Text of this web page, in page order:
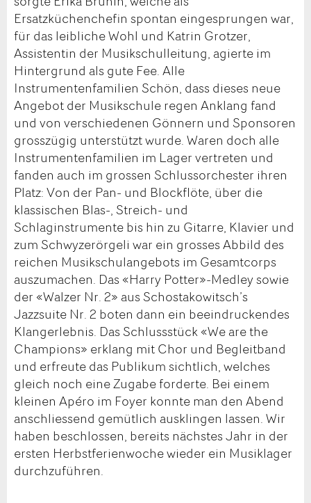
Ersatzküchenchefin spontan eingesprungen war,
für das leibliche Wohl und Katrin Grotzer,
Assistentin der Musikschulleitung, agierte im
Hintergrund als gute Fee. Alle
Instrumentenfamilien Schön, dass dieses neue
Angebot der Musikschule regen Anklang fand
und von verschiedenen Gönnern und Sponsoren
grosszügig unterstützt wurde. Waren doch alle
Instrumentenfamilien im Lager vertreten und
fanden auch im grossen Schlussorchester ihren
Platz: Von der Pan- und Blockflöte, über die
klassischen Blas-, Streich- und
Schlaginstrumente bis hin zu Gitarre, Klavier und
zum Schwyzerörgeli war ein grosses Abbild des
reichen Musikschulangebots im Gesamtcorps
auszumachen. Das «Harry Potter»-Medley sowie
der «Walzer Nr. 2» aus Schostakowitsch’s
Jazzsuite Nr. 2 boten dann ein beeindruckendes
Klangerlebnis. Das Schlussstück «We are the
Champions» erklang mit Chor und Begleitband
und erfreute das Publikum sichtlich, welches
gleich noch eine Zugabe forderte. Bei einem
kleinen Apéro im Foyer konnte man den Abend
anschliessend gemütlich ausklingen lassen. Wir
haben beschlossen, bereits nächstes Jahr in der
ersten Herbstferienwoche wieder ein Musiklager
durchzuführen.